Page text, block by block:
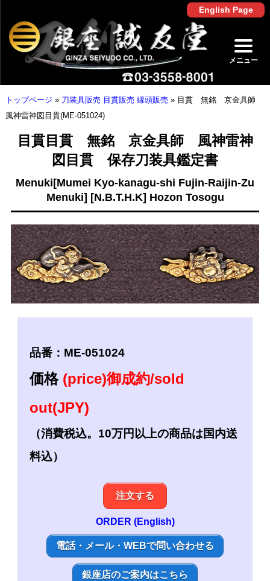
English Page
メニュー
トップページ » 刀装具販売 目貫販売 縁頭販売 » 目貫 無銘 京金具師
風神雷神図目貫(ME-051024)
目貫目貫 無銘 京金具師 風神雷神
図目貫 保存刀装具鑑定書
Menuki[Mumei Kyo-kanagu-shi Fujin-Raijin-Zu
Menuki] [N.B.T.H.K] Hozon Tosogu
品番：ME-051024
価格 (price)御成約/sold
out(JPY)
（消費税込。10万円以上の商品は国内送
料込）
注文する
ORDER (English)
電話・メール・WEBで問い合わせる
銀座店のご案内はこちら